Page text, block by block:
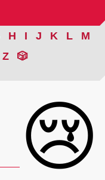
H I J K L
M
Z 🎲
😢